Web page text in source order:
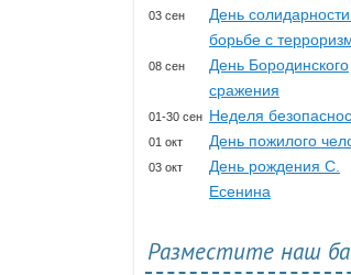
03 сен
День
борьбе с
08 сен
День Бородинского
сражения
01-30 сен Неделя
01 окт День пожилого
03 окт
День рождения С.
Есенина
Разместите наш